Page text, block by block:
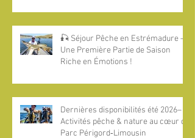
🎣 Séjour Pêche en Estrémadure —
Une Première Partie de Saison
Riche en Émotions !
Dernières disponibilités été 2026–
Activités pêche & nature au cœur du
Parc Périgord‑Limousin